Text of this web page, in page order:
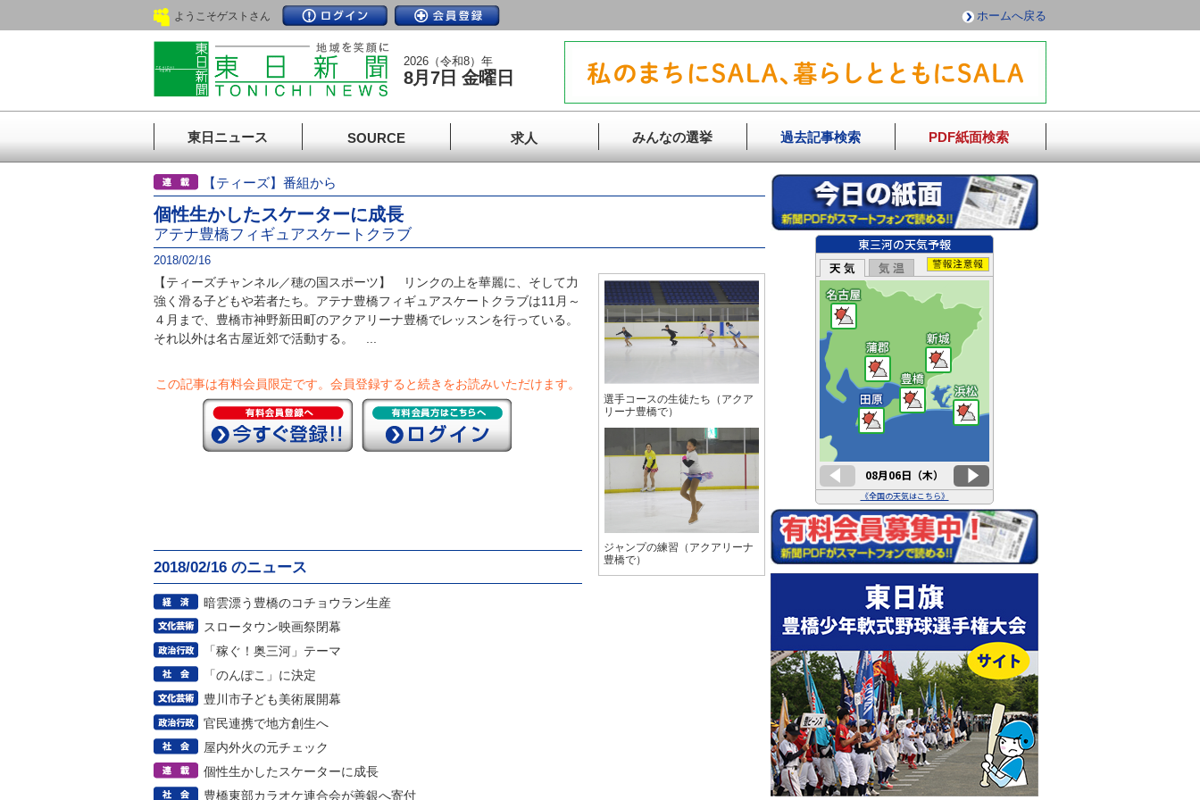
ようこそゲストさん ホームへ戻る
2026（令和8）年
8月7日 金曜日
東日ニュース SOURCE 求人 みんなの選挙 過去記事検索 PDF紙面検索
【ティーズ】番組から
個性生かしたスケーターに成長
アテナ豊橋フィギュアスケートクラブ
2018/02/16
【ティーズチャンネル／穂の国スポーツ】 リンクの上を華麗に、そして力
強く滑る子どもや若者たち。アテナ豊橋フィギュアスケートクラブは11月～
４月まで、豊橋市神野新田町のアクアリーナ豊橋でレッスンを行っている。
それ以外は名古屋近郊で活動する。 ...
この記事は有料会員限定です。 会員登録すると続きをお読みいただけます。
2018/02/16 のニュース
暗雲漂う豊橋のコチョウラン生産
スロータウン映画祭閉幕
「稼ぐ！奥三河」テーマ
「のんぽこ」に決定
豊川市子ども美術展開幕
官民連携で地方創生へ
屋内外火の元チェック
個性生かしたスケーターに成長
豊橋東部カラオケ連合会が善銀へ寄付
選手コースの生徒たち（アクア
リーナ豊橋で）
ジャンプの練習（アクアリーナ
豊橋で）